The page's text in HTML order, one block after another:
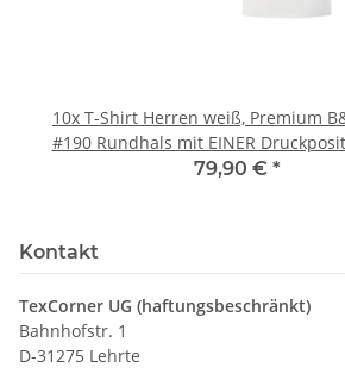
10x T-Shirt Herren weiß, Premium
#190 Rundhals mit EINER
79,90 € *
Kontakt
TexCorner UG (haftungsbeschränkt)
Bahnhofstr. 1
D-31275 Lehrte